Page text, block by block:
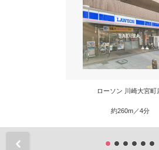
ローソン 川崎大宮町
約260m／4分